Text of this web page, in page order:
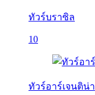
ทัวร์บราซิล
10
ทัวร์อาร์เจนติน่า